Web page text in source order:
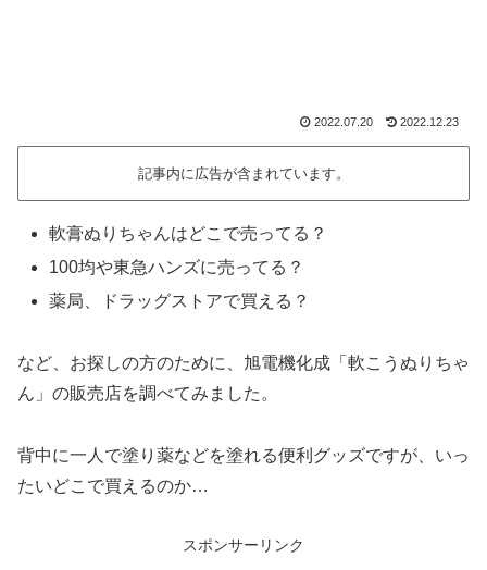
2022.07.20 2022.12.23
記事内に広告が含まれています。
軟膏ぬりちゃんはどこで売ってる？
100均や東急ハンズに売ってる？
薬局、ドラッグストアで買える？
など、お探しの方のために、旭電機化成「軟こうぬりちゃ
ん」の販売店を調べてみました。
背中に一人で塗り薬などを塗れる便利グッズですが、いっ
たいどこで買えるのか…
スポンサーリンク